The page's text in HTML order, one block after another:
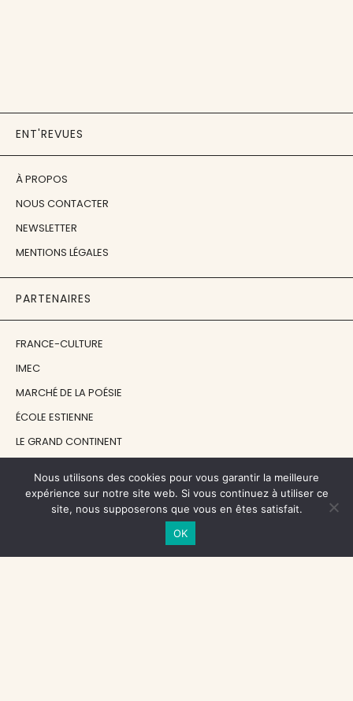
ENT'REVUES
À PROPOS
NOUS CONTACTER
NEWSLETTER
MENTIONS LÉGALES
PARTENAIRES
FRANCE-CULTURE
IMEC
MARCHÉ DE LA POÉSIE
ÉCOLE ESTIENNE
LE GRAND CONTINENT
EN ATTENDANT NADEAU
Nous utilisons des cookies pour vous garantir la meilleure
expérience sur notre site web. Si vous continuez à utiliser ce
site, nous supposerons que vous en êtes satisfait.
OK